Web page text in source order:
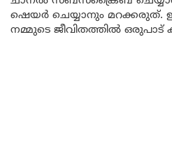
ഷെയർ ചെയ്യാനും മറക്കരുത്.
നമ്മുടെ ജീവിതത്തിൽ ഒരുപാട്